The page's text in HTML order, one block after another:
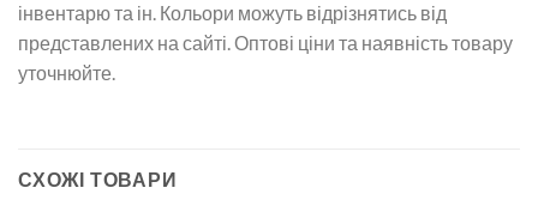
інвентарю та ін. Кольори можуть відрізнятись від
представлених на сайті. Оптові ціни та наявність товару
уточнюйте.
СХОЖІ ТОВАРИ